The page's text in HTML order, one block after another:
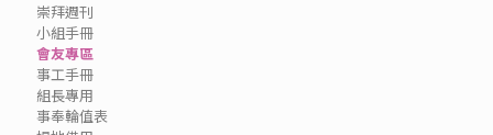
崇拜週刊
小組手冊
會友專區
事工手冊
組長專用
事奉輪值表